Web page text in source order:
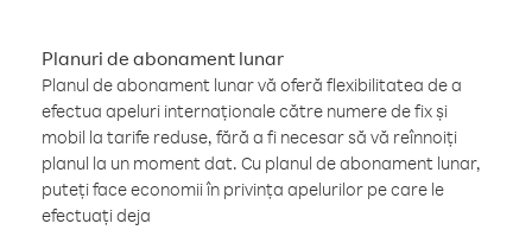
Planuri de abonament lunar
Planul de abonament lunar vă oferă flexibilitatea de a
efectua apeluri internaționale către numere de fix și
mobil la tarife reduse, fără a fi necesar să vă reînnoiți
planul la un moment dat. Cu planul de abonament lunar,
puteți face economii în privința apelurilor pe care le
efectuați deja